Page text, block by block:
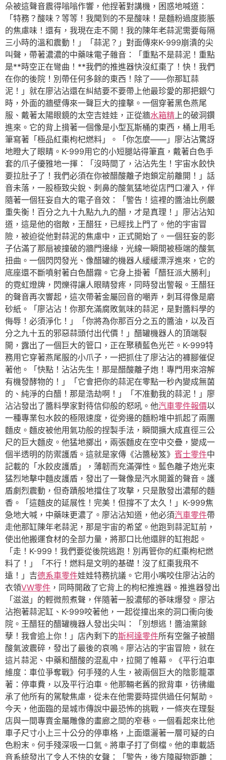
朵被這聲音震得嗡嗡作響，他捏著對講機，困惑地喊道：
「特務？酸味？等等！我聞到的不是酸味！是麵粉過度膨脹
的焦慮味！還有，我現在走不開！我的陳年老蒜泥需要每隔
三小時的溫和震動！」「蒜泥？」對面傳來K-999崩潰的尖
叫聲，帶著濃濃的中藥味電子雜音：「重點不是蒜泥！重點
是**時空正在彎曲！**我們的推進器快沒紅棗了！快！我們
在你的後院！別帶任何多餘的東西！除了——你那缸蒜
泥！」就在廖沾沾還在糾結要不要帶上他最珍愛的那把銀勺
時，外面的牆壁傳來一聲巨大的撞擊。一個穿著黑色燕尾
服、戴著太陽眼鏡的太空吉娃娃，正從牆水箱精上的破洞鑽
進來。它的背上揹著一個像是小型瓦斯桶的東西，桶上用毛
筆寫著「極品紅棗枸杞燃料」。「你怎麼——」廖沾沾驚訝
地瞪大了眼睛。K-999用它的小短腿站得筆直，戴著白色手
套的爪子優雅地一揮：「沒時間了，沾沾先生！宇宙水餃快
要拉肚子了！我們必須在你被醋酸離子炮鎖定前離開！」話
音未落，一股極致尖銳、刺鼻的酸氣猛地從店門口灌入，伴
隨著一個狂妄自大的電子音效：「警告！這裡的醬油比例嚴
重失衡！百分之九十九點九九的醋，才是真理！」廖沾沾知
道，這是他的宿敵，王醋狂，已經找上門了。他的宇宙冒
險，被迫從他對蒜泥的焦慮中，正式開始了。一個狂妄的影
子佔滿了那扇被撞破的牆門邊緣，光線一瞬間被極端的酸氣
扭曲。一個閃閃發光、像醋罐的機器人緩緩漂浮進來，它的
底座還不斷噴射著白色醋霧。它身上掛著「醋狂派大勝利」
的霓虹燈牌，閃爍得讓人眼睛發疼，同時發出警報。王醋狂
的聲音再次響起，這次帶著金屬回音的嘲弄，刺耳得像是磨
砂紙。「廖沾沾！你那充滿腐敗氣味的蒜泥，是對醬料學的
侮辱！必須淨化！」「你將為你那百分之五的醬油，以及百
分之九十五的邪惡蒜頭付出代價！」醋罐機器人的頂端裂
開，露出了一個巨大的管口，正在聚積藍色光芒。K-999特
務用它穿著燕尾服的小爪子，一把抓住了廖沾沾的褲腳催促
著他。「快點！沾沾先生！那是醋酸離子炮！專門用來溶解
有機發酵物的！」「它會把你的蒜泥在零點一秒內變成無菌
的、純淨的白醋！那是浩劫啊！」「不准動我的蒜泥！」廖
沾沾發出了醬料學家對待信仰般的怒吼。他汽車零件報價以
一種專業包水餃的極限速度，從旁邊的麵粉堆中抓起了兩團
麵皮。麵皮被他用氣功般的捏製手法，瞬間擴大成直徑三公
尺的巨大麵皮。他猛地擲出，兩張麵皮在空中交疊，變成一
個半透明的防禦護盾。這就是家傳《沾醬秘笈》 賓士零件中
記載的「水餃皮護盾」，薄韌而充滿彈性。藍色離子炮光束
猛烈地擊中麵皮護盾，發出了一聲像是汽水開蓋的聲音。護
盾劇烈震動，但奇蹟般地擋住了攻擊，只是散發出濃郁的麵
香。「這麵皮的延展性！完美！但撐不了太久！」K-999焦
急地大喊，中藥味更濃了。廖沾沾知道，他必須汽車零件帶
走他那缸陳年老蒜泥，那是宇宙的希望。他跑到蒜泥缸前，
使出他搬運食材的全部力量，將那口比他還胖的缸抱起。
「走！K-999！我們要從後院逃跑！別再管你的紅棗枸杞燃
料了！」「不行！燃料是文明的基礎！沒了紅棗我飛不
遠！」吉德系車零件娃娃特務抗議。它用小嘴咬住廖沾沾的
衣領VW零件 ，同時開啟了它背上的枸杞推進器。推進器發出
「滋滋」的輕微煎煮聲，伴隨著一股濃郁的蔘味爆發。廖沾
沾抱著蒜泥缸、K-999咬著他，一起從撞出來的洞口衝向後
院。王醋狂的醋罐機器人發出尖叫：「別想逃！醬油黨餘
孽！我會追上你！」店內剩下的斯柯達零件所有空盤子被醋
酸氣波震碎，發出了最後的哀鳴。廖沾沾的宇宙冒險，就在
這片蒜泥、中藥和醋酸的混亂中，拉開了帷幕。《平行泊車
維度：車位爭奪戰》何手殘的人生，被兩個巨大的陰影籠罩
著：停車費，以及平行泊車。他那輛老舊的掀背車，彷彿繼
承了他所有的駕駛焦慮，從未在他需要時提供過任何幫助。
今天，他面臨的是城市傳說中最恐怖的挑戰，一條夾在理髮
店與一間專賣金屬雕像的畫廊之間的窄巷。一個看起來比他
車子尺寸小上三十公分的停車格，上面還灑著一層可疑的白
色粉末。何手殘深吸一口氣。將車子打了倒檔。他的車載語
音系統發出了令人不快的女聲：「警告，後方障礙物距離：